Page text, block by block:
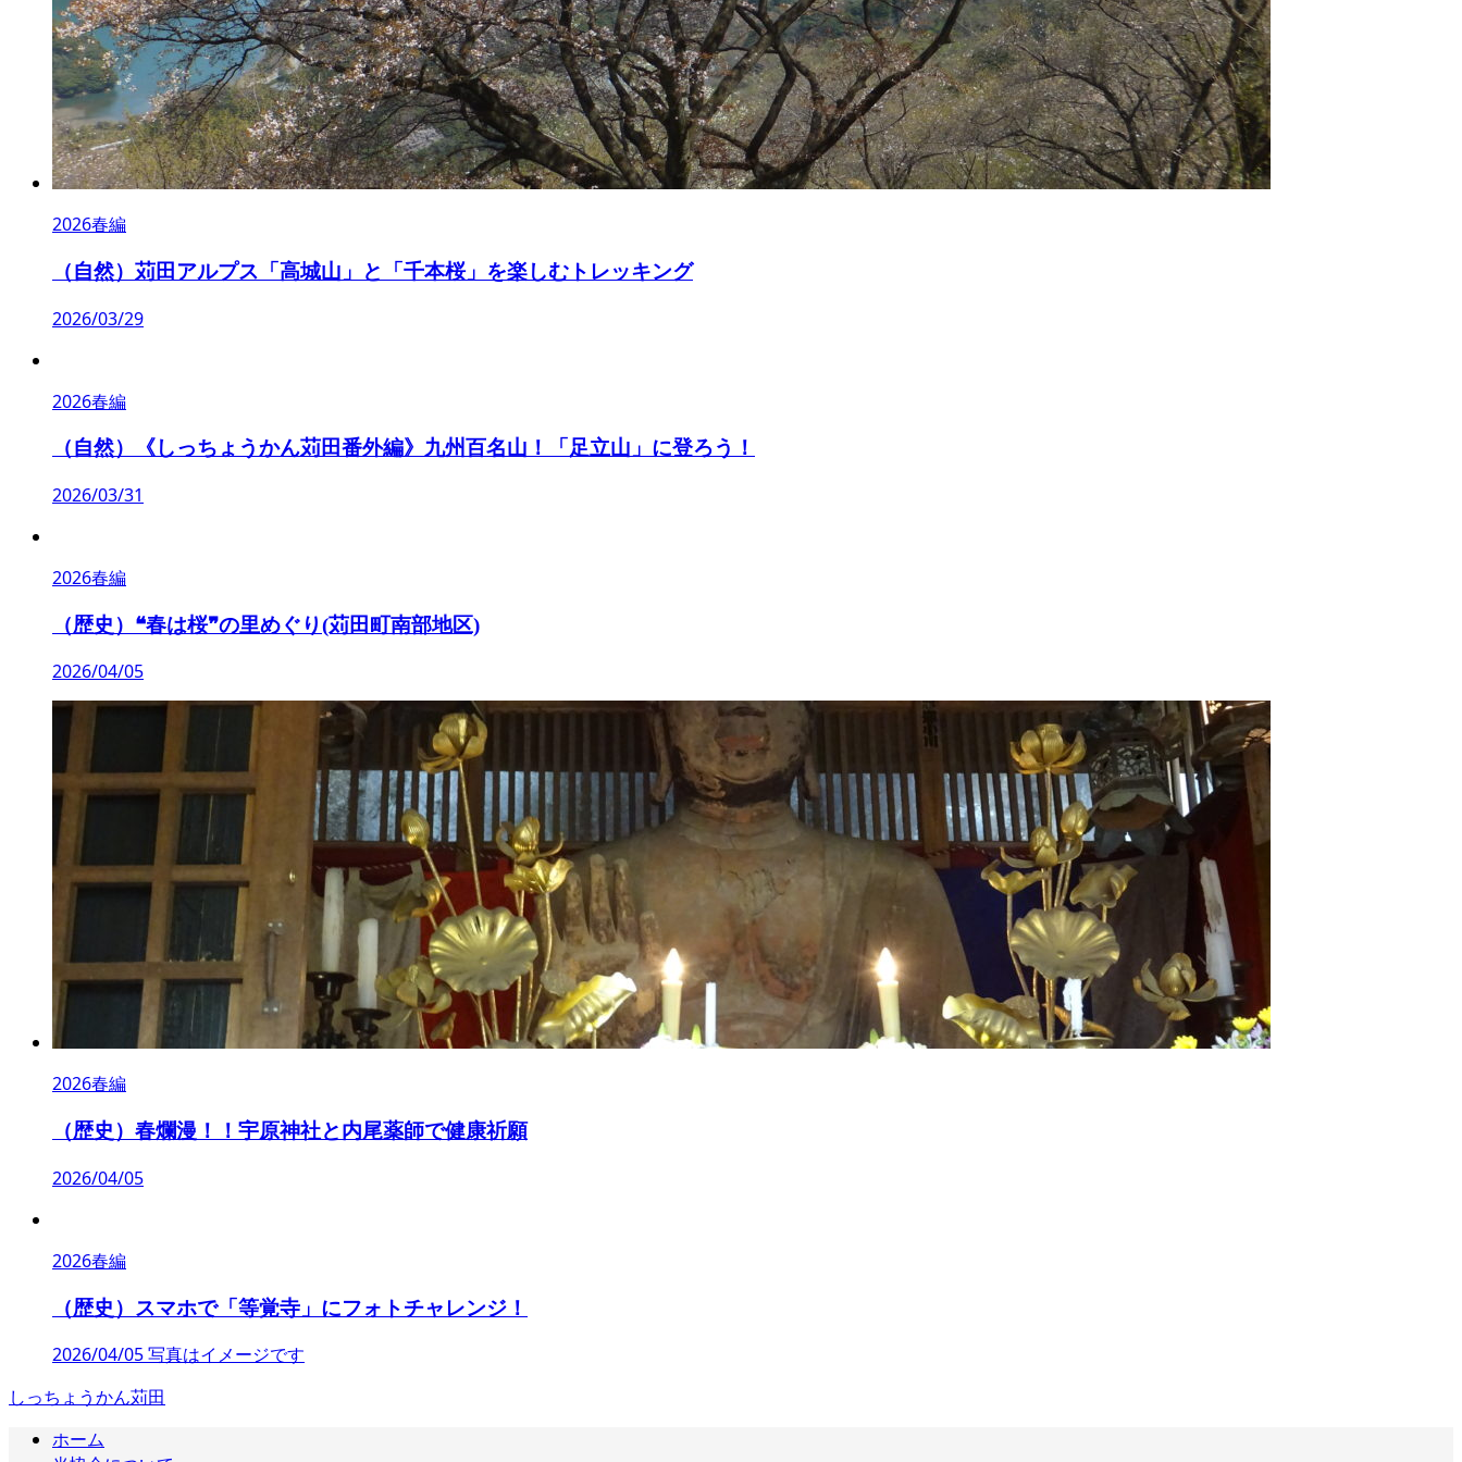
2026春編
（自然）苅田アルプス「高城山」と「千本桜」を楽しむトレッキング
2026/03/29
2026春編
（自然）《しっちょうかん苅田番外編》九州百名山！「足立山」に登ろう！
2026/03/31
2026春編
（歴史）❝春は桜❞の里めぐり(苅田町南部地区)
2026/04/05
2026春編
（歴史）春爛漫！！宇原神社と内尾薬師で健康祈願
2026/04/05
2026春編
（歴史）スマホで「等覚寺」にフォトチャレンジ！
2026/04/05 写真はイメージです
しっちょうかん苅田
ホーム